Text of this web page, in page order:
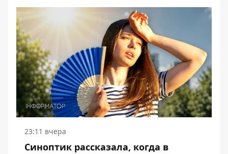
23:11 вчера
Синоптик рассказала, когда в